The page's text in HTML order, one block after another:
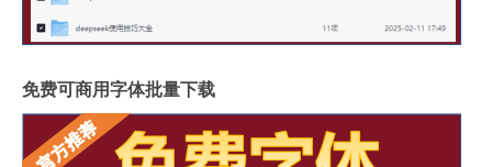
免费可商用字体批量下载